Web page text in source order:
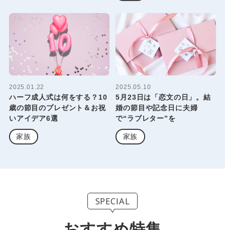
2025.01.22
ハーフ成人式は何をする？10
歳の節目のプレゼント＆お祝
いアイデア6選
家族
2025.05.10
5月23日は「恋文の日」。結
婚の節目や記念日に夫婦
で“ラブレター”を
家族
SPECIAL